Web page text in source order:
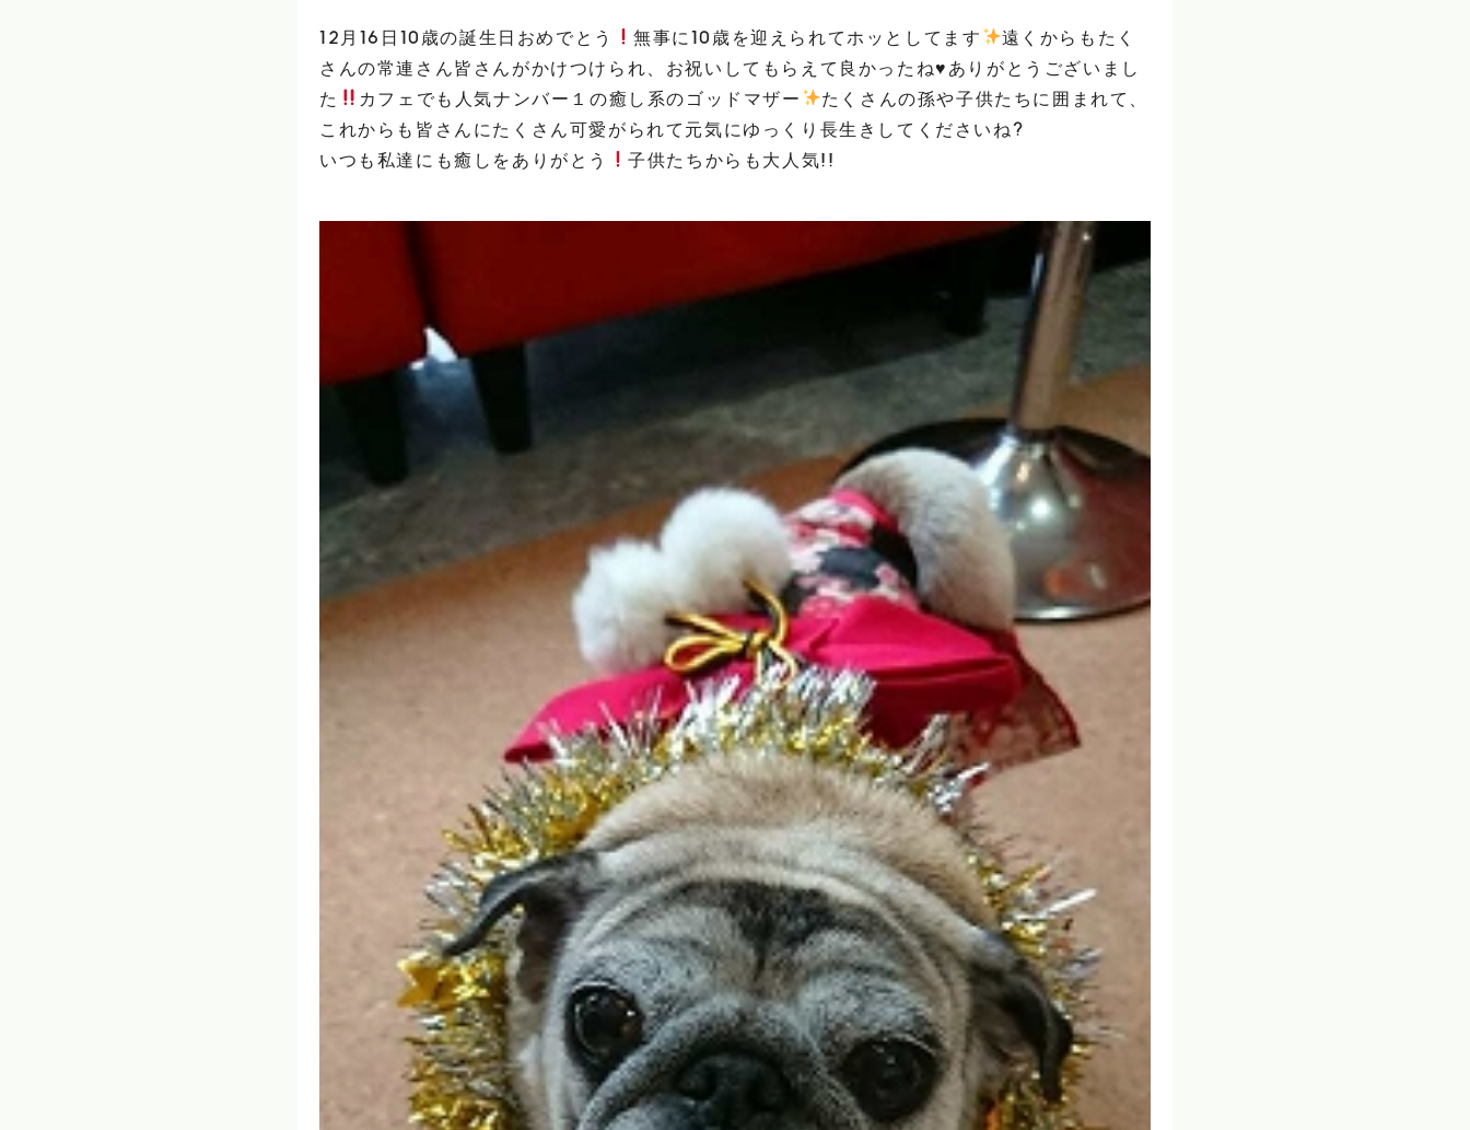
12月16日10歳の誕生日おめでとう 無事に10歳を迎えられてホッとしてます
遠くからもたく
さんの常連さん皆さんがかけつけられ、お祝いしてもらえて良かったね♥️ ありがとうございまし
た
カフェでも人気ナンバー１の癒し系のゴッドマザー
たくさんの孫や子供たちに囲まれて、
これからも皆さんにたくさん可愛がられて元気にゆっくり長生きしてくださいね?
いつも私達にも癒しをありがとう
子供たちからも大人気!!